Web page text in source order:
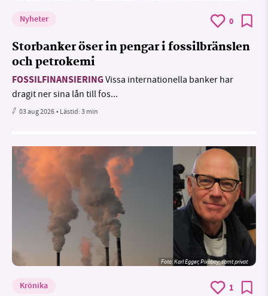
Nyheter 0
Storbanker öser in pengar i fossilbränslen
och petrokemi
FOSSILFINANSIERINGVissa internationella banker har
dragit ner sina lån till fos...
03 aug 2026• Lästid:3 min
Foto:Karl Egger, Pixabay, samt privat
Krönika 1